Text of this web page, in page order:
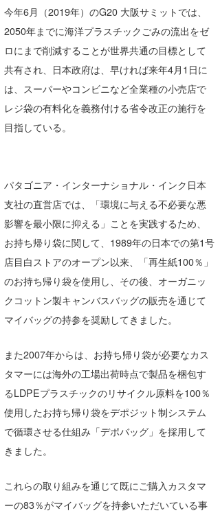
今年6月（2019年）のG20 大阪サミットでは、
2050年までに海洋プラスチックごみの流出をゼ
ロにまで削減することが世界共通の目標として
共有され、日本政府は、早ければ来年4月1日に
は、スーパーやコンビニなど全業種の小売店で
レジ袋の有料化を義務付ける省令改正の施行を
目指している。
パタゴニア・インターナショナル・インク日本
支社の直営店では、「環境に与える不必要な悪
影響を最小限に抑える」ことを実践するため、
お持ち帰り袋に関して、1989年の日本での第1号
店目白ストアのオープン以来、「再生紙100％」
のお持ち帰り袋を使用し、その後、オーガニッ
クコットン製キャンバスバッグの販売を通じて
マイバッグの持参を奨励してきました。
また2007年からは、お持ち帰り袋が必要なカス
タマーには海外の工場出荷時点で製品を梱包す
るLDPEプラスチックのリサイクル原料を100％
使用したお持ち帰り袋をデポジット制システム
で循環させる仕組み「デポバッグ」を採用して
きました。
これらの取り組みを通じて既にご購入カスタマ
ーの83％がマイバッグを持参いただいている事
ライター/寄稿メディア
mitsuteru Kamio
Yasunari Inoue
Yoshiyuki Obata
arukasvision
DELTA FORCE SURF
熊谷素子
SURFMEDIA
Colors MAGAZINE
WAVAL
波伝説アンバサダー/プロライダー
福島寿実子
中浦“JET”章
嵯峨明日香
進士剛光
植村未来
NOBUFUKU
大野”MAR”修聖
喜納海人
波伝説スタッフ
☆加藤
+☆maki☆+
Aichan
ECE
G◎Da
H
KID
KOBU
波伝説